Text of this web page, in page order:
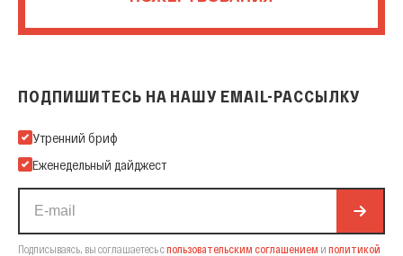
ПОДПИШИТЕСЬ НА НАШУ EMAIL-РАССЫЛКУ
Подпишитесь на нашу Email-рассылку
Утренний бриф
Еженедельный дайджест
Подписываясь, вы соглашаетесь спользовательским соглашением и политикой